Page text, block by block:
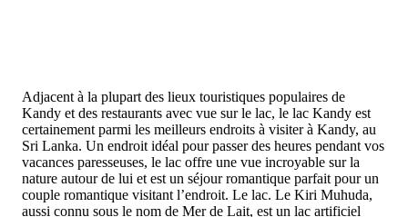
Adjacent à la plupart des lieux touristiques populaires de
Kandy et des restaurants avec vue sur le lac, le lac Kandy est
certainement parmi les meilleurs endroits à visiter à Kandy, au
Sri Lanka. Un endroit idéal pour passer des heures pendant vos
vacances paresseuses, le lac offre une vue incroyable sur la
nature autour de lui et est un séjour romantique parfait pour un
couple romantique visitant l’endroit. Le lac. Le Kiri Muhuda,
aussi connu sous le nom de Mer de Lait, est un lac artificiel